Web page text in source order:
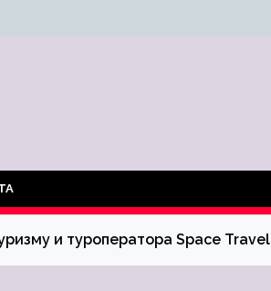
и туроператора Space Travel